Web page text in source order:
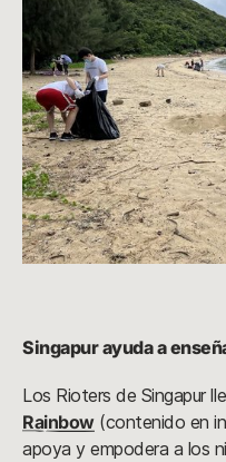
Singapur ayuda a
Los Rioters de Singapur
Rainbow(contenido en
apoya y empodera a los